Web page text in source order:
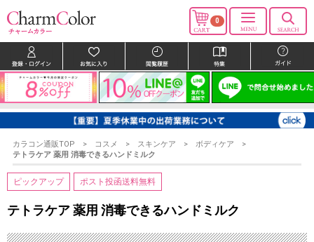
0
カラコン通販TOP コスメ スキンケア
ボディケア
テトラケア 薬用 消毒できるハンドミルク
ピックアップ ポスト投函送料無料
テトラケア 薬用 消毒できるハンドミルク